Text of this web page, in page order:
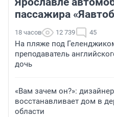
пассажира
18 часов 12 739 45
На пляже под
преподаватель
дочь
«Вам зачем он?»:
восстанавливает дом в
области